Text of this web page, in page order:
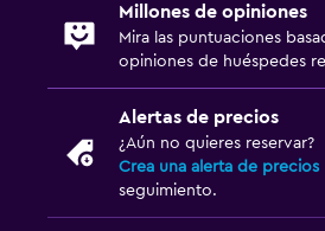
Millones de opiniones
Mira las puntuaciones
opiniones de huéspedes
Alertas de precios
¿Aún no quieres reservar?
Crea una alerta de precios
seguimiento.